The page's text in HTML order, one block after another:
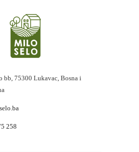
bb, 75300 Lukavac, Bosna i
258